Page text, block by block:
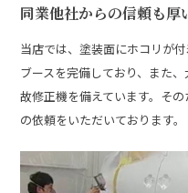
同業他社からの信頼も厚
当店では、塗装面にホコリが
ブースを完備しており、また
故修正機を備えています。そ
の依頼をいただいております。